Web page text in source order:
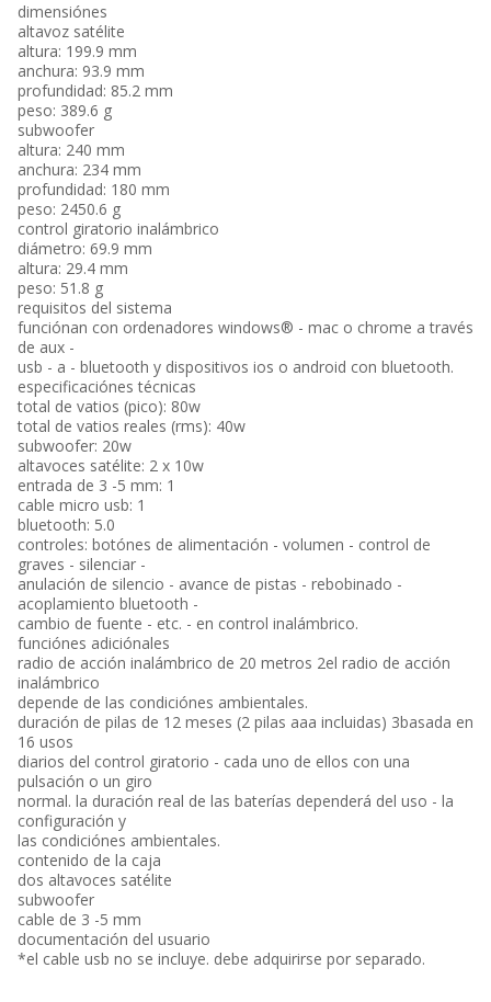
dimensiónes
altavoz satélite
altura: 199.9 mm
anchura: 93.9 mm
profundidad: 85.2 mm
peso: 389.6 g
subwoofer
altura: 240 mm
anchura: 234 mm
profundidad: 180 mm
peso: 2450.6 g
control giratorio inalámbrico
diámetro: 69.9 mm
altura: 29.4 mm
peso: 51.8 g
requisitos del sistema
funciónan con ordenadores windows® - mac o chrome a través
de aux -
usb - a - bluetooth y dispositivos ios o android con bluetooth.
especificaciónes técnicas
total de vatios (pico): 80w
total de vatios reales (rms): 40w
subwoofer: 20w
altavoces satélite: 2 x 10w
entrada de 3 -5 mm: 1
cable micro usb: 1
bluetooth: 5.0
controles: botónes de alimentación - volumen - control de
graves - silenciar -
anulación de silencio - avance de pistas - rebobinado -
acoplamiento bluetooth -
cambio de fuente - etc. - en control inalámbrico.
funciónes adiciónales
radio de acción inalámbrico de 20 metros 2el radio de acción
inalámbrico
depende de las condiciónes ambientales.
duración de pilas de 12 meses (2 pilas aaa incluidas) 3basada en
16 usos
diarios del control giratorio - cada uno de ellos con una
pulsación o un giro
normal. la duración real de las baterías dependerá del uso - la
configuración y
las condiciónes ambientales.
contenido de la caja
dos altavoces satélite
subwoofer
cable de 3 -5 mm
documentación del usuario
*el cable usb no se incluye. debe adquirirse por separado.